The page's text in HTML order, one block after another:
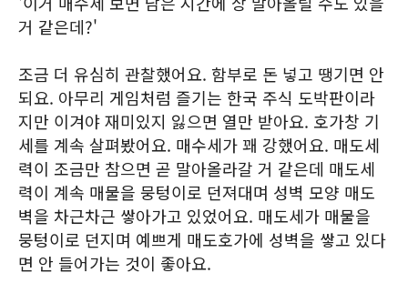
거 같은데?'
조금 더 유심히 관찰했어요. 함부로 돈 넣고 땡기면 안
되요. 아무리 게임처럼 즐기는 한국 주식 도박판이라
지만 이겨야 재미있지 잃으면 열만 받아요. 호가창 기
세를 계속 살펴봤어요. 매수세가 꽤 강했어요. 매도세
력이 조금만 참으면 곧 말아올라갈 거 같은데 매도세
력이 계속 매물을 뭉텅이로 던져대며 성벽 모양 매도
벽을 차근차근 쌓아가고 있었어요. 매도세가 매물을
뭉텅이로 던지며 예쁘게 매도호가에 성벽을 쌓고 있다
면 안 들어가는 것이 좋아요.